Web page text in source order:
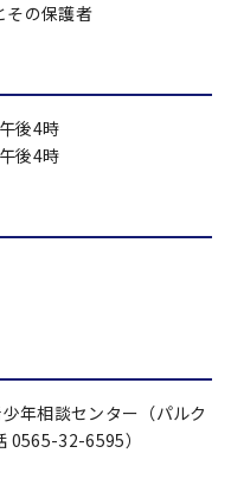
その保護者
後4時
後4時
年相談センター（パルク
0565-32-6595）